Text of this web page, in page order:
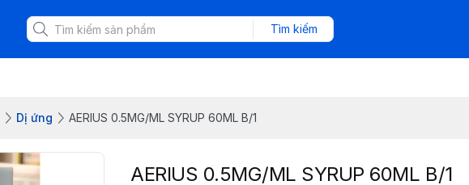
Tìm kiếm
Dị ứng AERIUS 0.5MG/ML SYRUP 60ML B/1
AERIUS 0.5MG/ML SYRUP 60ML B/1